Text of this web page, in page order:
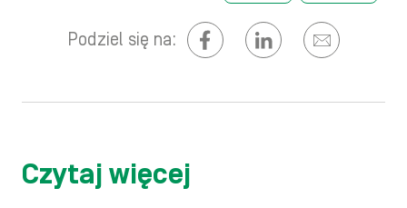
Podziel się na:
Czytaj więcej